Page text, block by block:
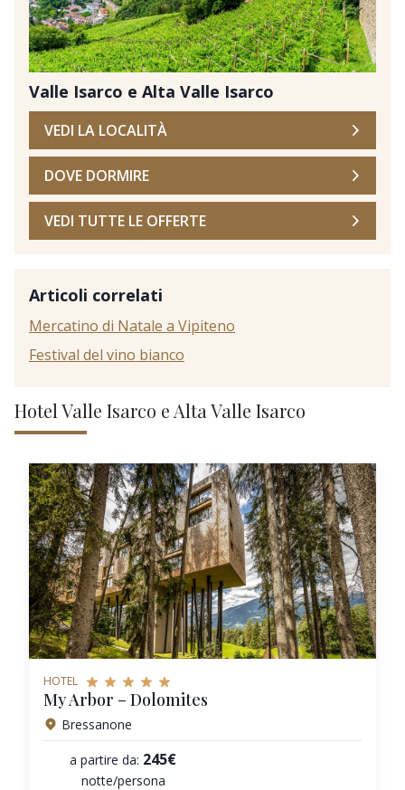
Valle Isarco e Alta Valle Isarco
VEDI LA LOCALITÀ
DOVE DORMIRE
VEDI TUTTE LE OFFERTE
Articoli correlati
Mercatino di Natale a Vipiteno
Festival del vino bianco
Hotel Valle Isarco e Alta Valle Isarco
HOTEL
My Arbor – Dolomites
Bressanone
a partire da: 245€
notte/persona